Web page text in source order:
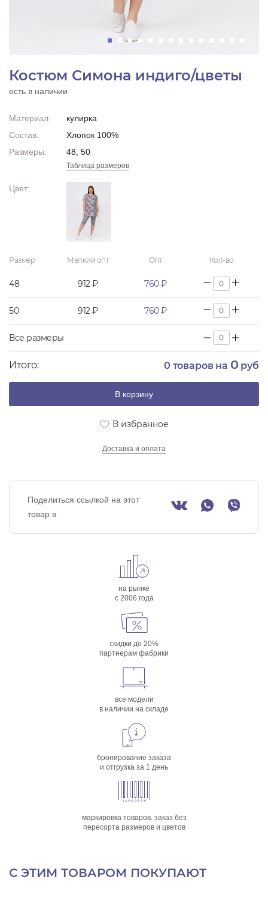
Костюм Симона индиго/цветы
есть в наличии
Материал:
кулирка
Состав:
Хлопок 100%
Размеры:
48, 50
Таблица размеров
Цвет:
Размер Мелкий опт Опт Кол-во
48 912 ₽ 760 ₽
50 912 ₽ 760 ₽
Все размеры
Итого: 0 товаров на 0руб
В корзину
В избранное
Доставка и оплата
Поделиться ссылкой на этот
товар в
на рынке
с 2006 года
скидки до 20%
партнерам фабрики
все модели
в наличии на складе
бронирование заказа
и отгрузка за 1 день
маркировка товаров. заказ без
пересорта размеров и цветов
С ЭТИМ ТОВАРОМ ПОКУПАЮТ